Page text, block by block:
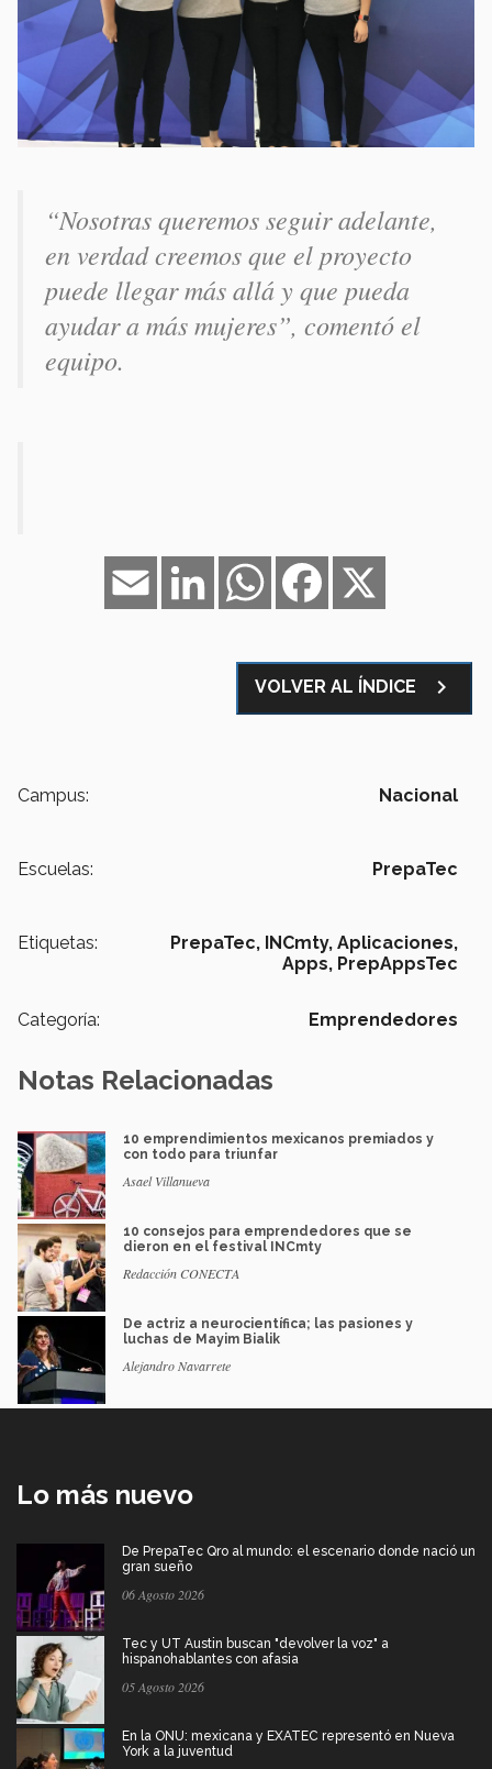
“Nosotras queremos seguir adelante,
en verdad creemos que el proyecto
puede llegar más allá y que pueda
ayudar a más mujeres”, comentó el
equipo.
Facebook
WhatsApp
LinkedIn
Email
VOLVER AL ÍNDICE navigate_next
Campus: Nacional
Escuelas: PrepaTec
Etiquetas: PrepaTec, INCmty, Aplicaciones,
Apps, PrepAppsTec
Categoría: Emprendedores
Notas Relacionadas
10 emprendimientos mexicanos premiados y
con todo para triunfar
Asael Villanueva
10 consejos para emprendedores que se
dieron en el festival INCmty
Redacción CONECTA
De actriz a neurocientífica; las pasiones y
luchas de Mayim Bialik
Alejandro Navarrete
Lo más nuevo
De PrepaTec Qro al mundo: el escenario donde nació un
gran sueño
06 Agosto 2026
Tec y UT Austin buscan "devolver la voz" a
hispanohablantes con afasia
05 Agosto 2026
En la ONU: mexicana y EXATEC representó en Nueva
York a la juventud